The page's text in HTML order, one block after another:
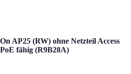
AP25 (RW) ohne Netzteil Access
fähig (R9B28A)